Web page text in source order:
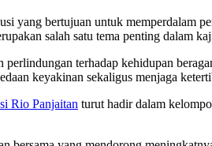
bertujuan untuk memperdalam
salah satu tema penting dalam
terhadap kehidupan
keyakinan sekaligus menjaga
Rio Panjaitan turut hadir dalam